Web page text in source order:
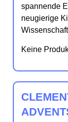
spannende
neugierige
Keine